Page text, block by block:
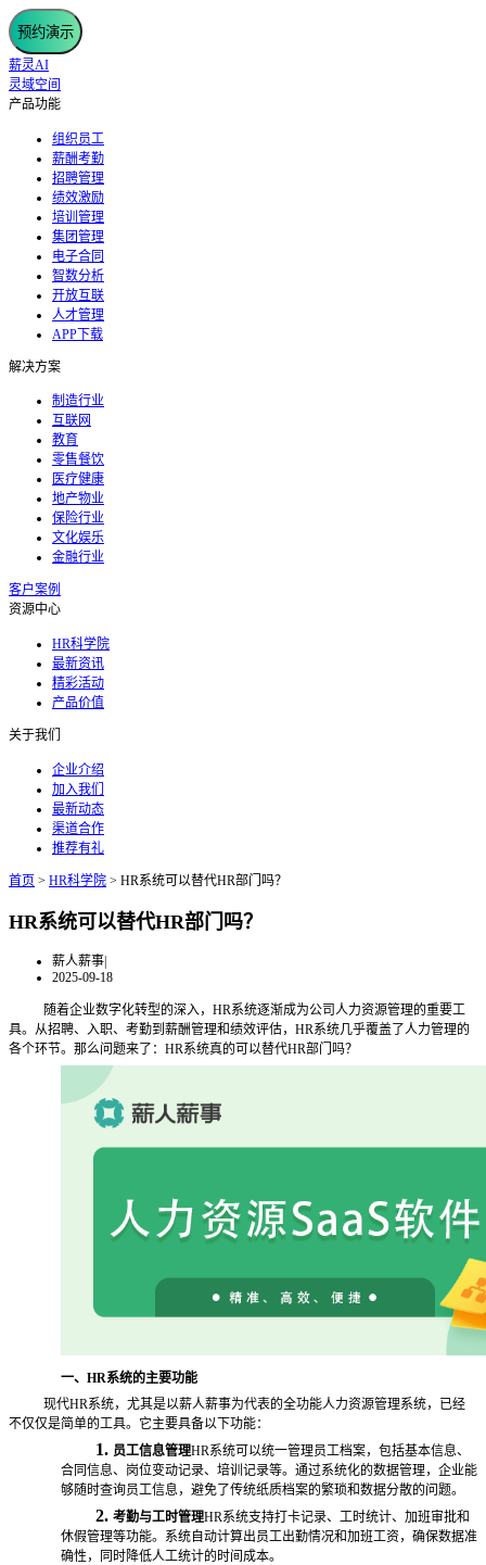
预约演示
薪灵AI
灵域空间
产品功能
组织员工
薪酬考勤
招聘管理
绩效激励
培训管理
集团管理
电子合同
智数分析
开放互联
人才管理
APP下载
解决方案
制造行业
互联网
教育
零售餐饮
医疗健康
地产物业
保险行业
文化娱乐
金融行业
客户案例
资源中心
HR科学院
最新资讯
精彩活动
产品价值
关于我们
企业介绍
加入我们
最新动态
渠道合作
推荐有礼
首页 > HR科学院 > HR系统可以替代HR部门吗？
HR系统可以替代HR部门吗？
薪人薪事|
2025-09-18
随着企业数字化转型的深入， HR系统逐渐成为公司人力资源管理的重要工
具。从招聘、入职、考勤到薪酬管理和绩效评估，HR系统几乎覆盖了人力管理的
各个环节。那么问题来了：HR系统真的可以替代HR部门吗？
一、HR系统的主要功能
现代HR系统，尤其是以薪人薪事为代表的全功能人力资源管理系统，已经
不仅仅是简单的工具。它主要具备以下功能：
1. 员工信息管理HR系统可以统一管理员工档案，包括基本信息、
合同信息、岗位变动记录、培训记录等。通过系统化的数据管理，企业能
够随时查询员工信息，避免了传统纸质档案的繁琐和数据分散的问题。
2. 考勤与工时管理HR系统支持打卡记录、工时统计、加班审批和
休假管理等功能。系统自动计算出员工出勤情况和加班工资，确保数据准
确性，同时降低人工统计的时间成本。